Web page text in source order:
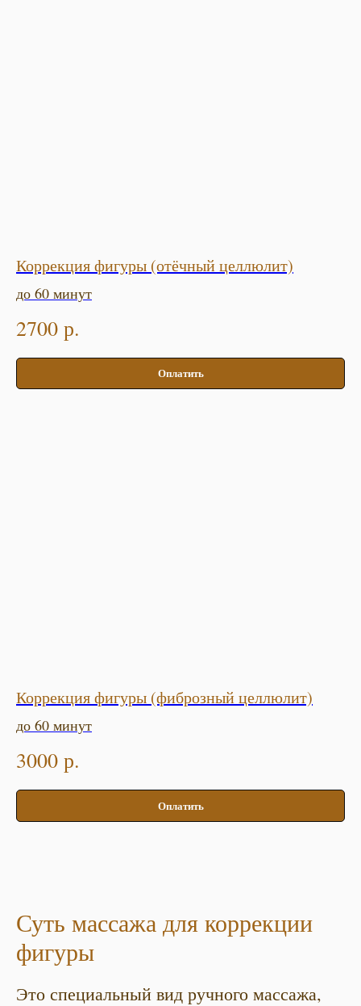
Коррекция фигуры (отёчный целлюлит)
до 60 минут
2700 р.
Оплатить
Коррекция фигуры (фиброзный целлюлит)
до 60 минут
3000 р.
Оплатить
Суть массажа для коррекции
фигуры
Это специальный вид ручного массажа,